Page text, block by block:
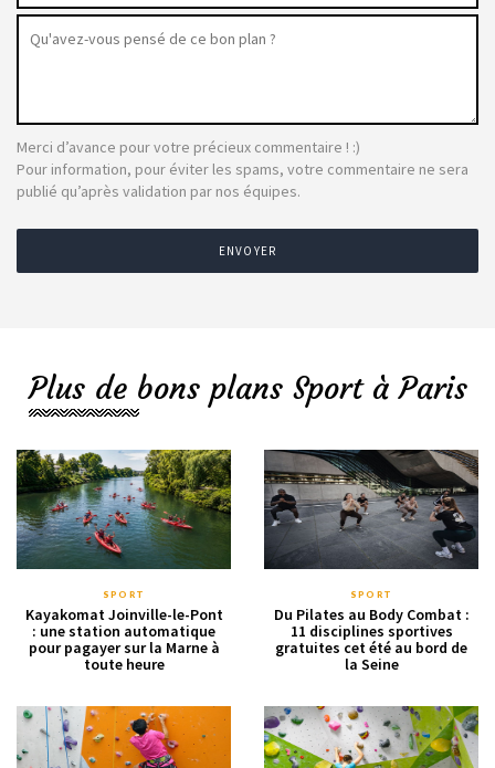
Merci d’avance pour votre précieux commentaire ! :)
Pour information, pour éviter les spams, votre commentaire ne sera
publié qu’après validation par nos équipes.
ENVOYER
Plus de bons plans Sport à Paris
SPORT
Kayakomat Joinville-le-Pont
: une station automatique
pour pagayer sur la Marne à
toute heure
SPORT
Du Pilates au Body Combat :
11 disciplines sportives
gratuites cet été au bord de
la Seine